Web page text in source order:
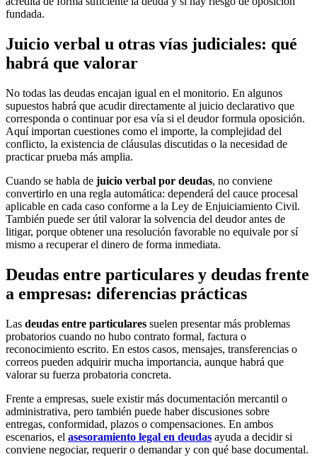
fundada.
Juicio verbal u otras vías judiciales: qué
habrá que valorar
No todas las deudas encajan igual en el monitorio. En algunos
supuestos habrá que acudir directamente al juicio declarativo que
corresponda o continuar por esa vía si el deudor formula oposición.
Aquí importan cuestiones como el importe, la complejidad del
conflicto, la existencia de cláusulas discutidas o la necesidad de
practicar prueba más amplia.
Cuando se habla de juicio verbal por deudas, no conviene
convertirlo en una regla automática: dependerá del cauce procesal
aplicable en cada caso conforme a la Ley de Enjuiciamiento Civil.
También puede ser útil valorar la solvencia del deudor antes de
litigar, porque obtener una resolución favorable no equivale por sí
mismo a recuperar el dinero de forma inmediata.
Deudas entre particulares y deudas frente
a empresas: diferencias prácticas
Las deudas entre particulares suelen presentar más problemas
probatorios cuando no hubo contrato formal, factura o
reconocimiento escrito. En estos casos, mensajes, transferencias o
correos pueden adquirir mucha importancia, aunque habrá que
valorar su fuerza probatoria concreta.
Frente a empresas, suele existir más documentación mercantil o
administrativa, pero también puede haber discusiones sobre
entregas, conformidad, plazos o compensaciones. En ambos
escenarios, el asesoramiento legal en deudas ayuda a decidir si
conviene negociar, requerir o demandar y con qué base documental.